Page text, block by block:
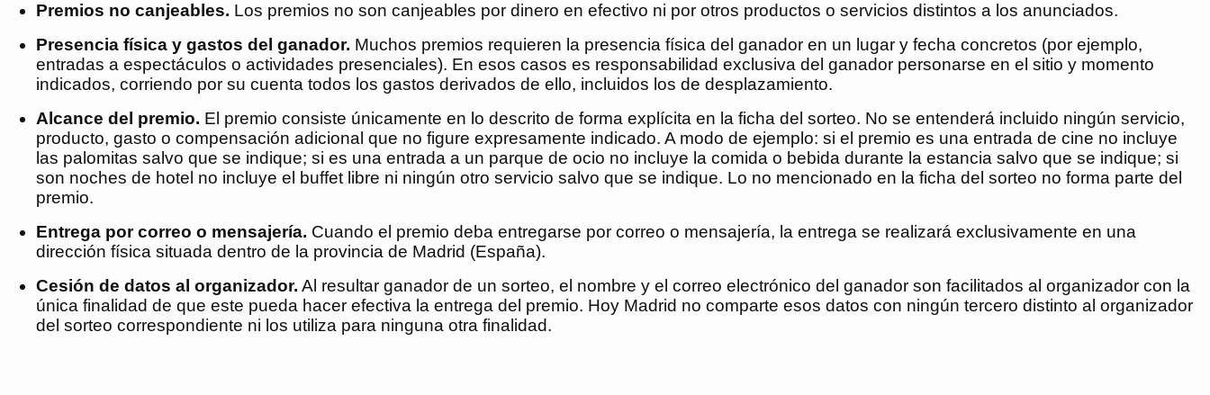
Premios no canjeables. Los premios no son canjeables por dinero en efectivo ni por otros productos o servicios distintos a los anunciados.
Presencia física y gastos del ganador. Muchos premios requieren la presencia física del ganador en un lugar y fecha concretos (por ejemplo,
entradas a espectáculos o actividades presenciales). En esos casos es responsabilidad exclusiva del ganador personarse en el sitio y momento
indicados, corriendo por su cuenta todos los gastos derivados de ello, incluidos los de desplazamiento.
Alcance del premio. El premio consiste únicamente en lo descrito de forma explícita en la ficha del sorteo. No se entenderá incluido ningún servicio,
producto, gasto o compensación adicional que no figure expresamente indicado. A modo de ejemplo: si el premio es una entrada de cine no incluye
las palomitas salvo que se indique; si es una entrada a un parque de ocio no incluye la comida o bebida durante la estancia salvo que se indique; si
son noches de hotel no incluye el buffet libre ni ningún otro servicio salvo que se indique. Lo no mencionado en la ficha del sorteo no forma parte del
premio.
Entrega por correo o mensajería. Cuando el premio deba entregarse por correo o mensajería, la entrega se realizará exclusivamente en una
dirección física situada dentro de la provincia de Madrid (España).
Cesión de datos al organizador. Al resultar ganador de un sorteo, el nombre y el correo electrónico del ganador son facilitados al organizador con la
única finalidad de que este pueda hacer efectiva la entrega del premio. Hoy Madrid no comparte esos datos con ningún tercero distinto al organizador
del sorteo correspondiente ni los utiliza para ninguna otra finalidad.